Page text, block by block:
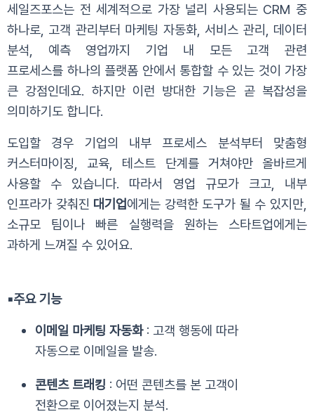
세일즈포스는 전 세계적으로 가장 널리 사용되는 CRM 중
하나로, 고객 관리부터 마케팅 자동화, 서비스 관리, 데이터
분석, 예측 영업까지 기업 내 모든 고객 관련
프로세스를 하나의 플랫폼 안에서 통합할 수 있는 것이 가장
큰 강점인데요. 하지만 이런 방대한 기능은 곧 복잡성을
의미하기도 합니다.
도입할 경우 기업의 내부 프로세스 분석부터 맞춤형
커스터마이징, 교육, 테스트 단계를 거쳐야만 올바르게
사용할 수 있습니다. 따라서 영업 규모가 크고, 내부
인프라가 갖춰진 대기업에게는 강력한 도구가 될 수 있지만,
소규모 팀이나 빠른 실행력을 원하는 스타트업에게는
과하게 느껴질 수 있어요.
▪️주요 기능
이메일 마케팅 자동화: 고객 행동에 따라
자동으로 이메일을 발송.
콘텐츠 트래킹 : 어떤 콘텐츠를 본 고객이
전환으로 이어졌는지 분석.